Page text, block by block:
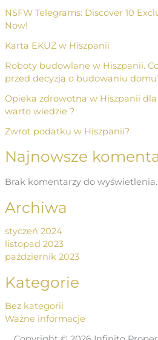
NSFW Telegrams: Discover 10
Now!
Karta EKUZ w Hiszpanii
Roboty budowlane w Hiszpanii.
przed decyzją o budowaniu
Opieka zdrowotna w Hiszpanii
warto wiedzie ?
Zwrot podatku w Hiszpanii?
Najnowsze
Brak komentarzy do wyświetlenia.
Archiwa
styczeń 2024
listopad 2023
październik 2023
Kategorie
Bez kategorii
Ważne informacje